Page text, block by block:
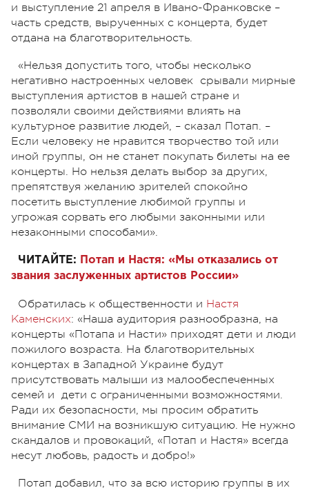
и выступление 21 апреля в Ивано-Франковске –
часть средств, вырученных с концерта, будет
отдана на благотворительность.
«Нельзя допустить того, чтобы несколько
негативно настроенных человек срывали мирные
выступления артистов в нашей стране и
позволяли своими действиями влиять на
культурное развитие людей, – сказал Потап. –
Если человеку не нравится творчество той или
иной группы, он не станет покупать билеты на ее
концерты. Но нельзя делать выбор за других,
препятствуя желанию зрителей спокойно
посетить выступление любимой группы и
угрожая сорвать его любыми законными или
незаконными способами».
ЧИТАЙТЕ:
Потап и Настя: «Мы отказались от
звания заслуженных артистов России»
Обратилась к общественности и Настя
Каменских: «Наша аудитория разнообразна, на
концерты «Потапа и Насти» приходят дети и люди
пожилого возраста. На благотворительных
концертах в Западной Украине будут
присутствовать малыши из малообеспеченных
семей и дети с ограниченными возможностями.
Ради их безопасности, мы просим обратить
внимание СМИ на возникшую ситуацию. Не нужно
скандалов и провокаций, «Потап и Настя» всегда
несут любовь, радость и добро!»
Потап добавил, что за всю историю группы в их